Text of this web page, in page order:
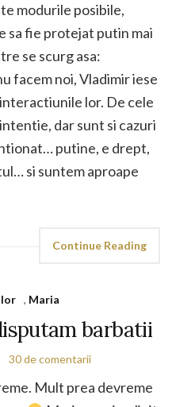
modurile posibile,
sa fie protejat putin mai
se scurg asa:
facem noi, Vladimir iese
lor. De cele
dar sunt si cazuri
putine, e drept,
si suntem aproape
Continue Reading
, Maria
barbatii
30 de comentarii
Mult prea devreme